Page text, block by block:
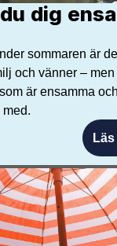
dig
sommaren är
och vänner –
är ensamma
med.